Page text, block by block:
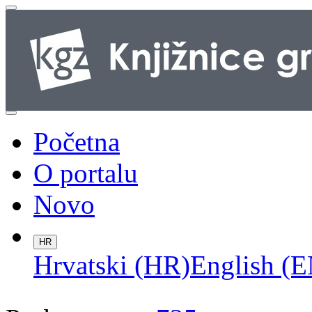
Početna
O portalu
Novo
HR
Hrvatski (HR)English